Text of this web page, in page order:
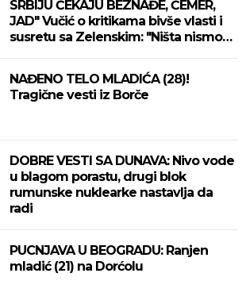
SRBIJU ČEKAJU BEZNAĐE, ČEMER,
JAD" Vučić o kritikama bivše vlasti i
susretu sa Zelenskim: "Ništa nismo
NAĐENO TELO MLADIĆA (28)!
Tragične vesti iz Borče
DOBRE VESTI SA DUNAVA: Nivo vode
u blagom porastu, drugi blok
rumunske nuklearke nastavlja da
radi
PUCNJAVA U BEOGRADU: Ranjen
mladić (21) na Dorćolu